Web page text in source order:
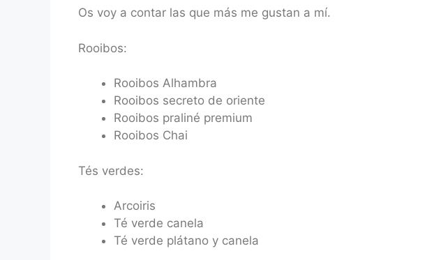
Os voy a contar las que más me gustan a mí.
Rooibos:
Rooibos Alhambra
Rooibos secreto de oriente
Rooibos praliné premium
Rooibos Chai
Tés verdes:
Arcoiris
Té verde canela
Té verde plátano y canela